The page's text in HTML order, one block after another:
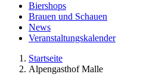
Biershops
Brauen und Schauen
News
Veranstaltungskalender
Startseite
Alpengasthof Malle